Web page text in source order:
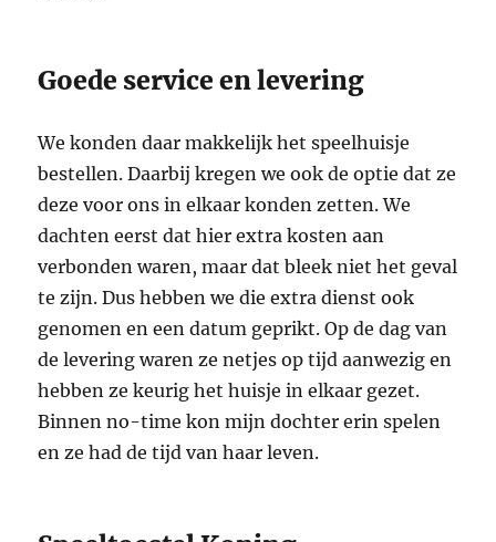
Goede service en levering
We konden daar makkelijk het speelhuisje
bestellen. Daarbij kregen we ook de optie dat ze
deze voor ons in elkaar konden zetten. We
dachten eerst dat hier extra kosten aan
verbonden waren, maar dat bleek niet het geval
te zijn. Dus hebben we die extra dienst ook
genomen en een datum geprikt. Op de dag van
de levering waren ze netjes op tijd aanwezig en
hebben ze keurig het huisje in elkaar gezet.
Binnen no-time kon mijn dochter erin spelen
en ze had de tijd van haar leven.